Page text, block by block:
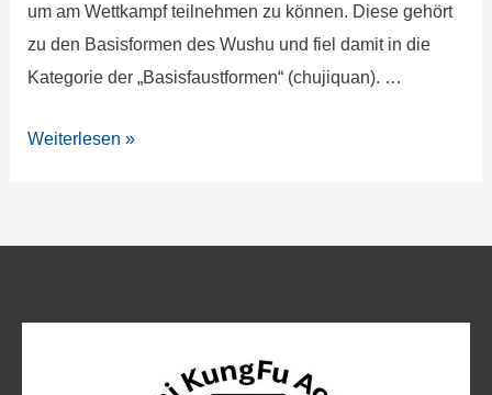
um am Wettkampf teilnehmen zu können. Diese gehört
zu den Basisformen des Wushu und fiel damit in die
Kategorie der „Basisfaustformen“ (chujiquan). …
Weiterlesen »